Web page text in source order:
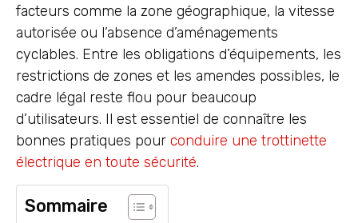
facteurs comme la zone géographique, la vitesse
autorisée ou l’absence d’aménagements
cyclables. Entre les obligations d’équipements, les
restrictions de zones et les amendes possibles, le
cadre légal reste flou pour beaucoup
d’utilisateurs. Il est essentiel de connaître les
bonnes pratiques pour conduire une trottinette
électrique en toute sécurité.
Sommaire